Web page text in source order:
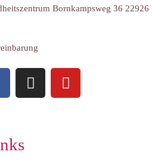
Bornkampsweg 36 22926
I
n
Y
o